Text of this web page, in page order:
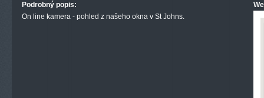
Podrobný popis:
On line kamera - pohled z našeho okna v St Johns.